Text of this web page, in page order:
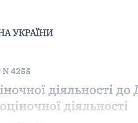
УКРАЇНИ
N 4255
діяльності до
діяльності